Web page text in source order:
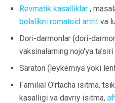
Revmatik kasalliklar ,
bolalikni romatoid artrit va
Dori-darmonlar (dori-
vaksinalarning nojo'ya ta'siri
Saraton (leykemiya yoki
Familial O'rtacha isitma,
kasalligi va davriy isitma,